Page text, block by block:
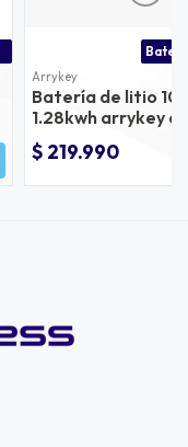
Arrykey
Batería de litio
1.28kwh arrykey
$ 219.990